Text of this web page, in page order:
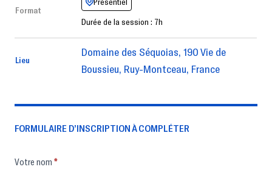
Format
Durée de la session : 7h
Lieu
Domaine des Séquoias, 190 Vie de
Boussieu, Ruy-Montceau, France
FORMULAIRE D’INSCRIPTION À COMPLÉTER
Formulaire
Votre nom *